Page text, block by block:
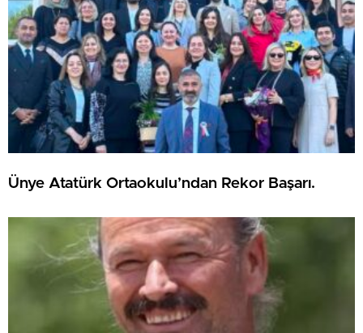
Ünye Atatürk Ortaokulu’ndan Rekor Başarı.